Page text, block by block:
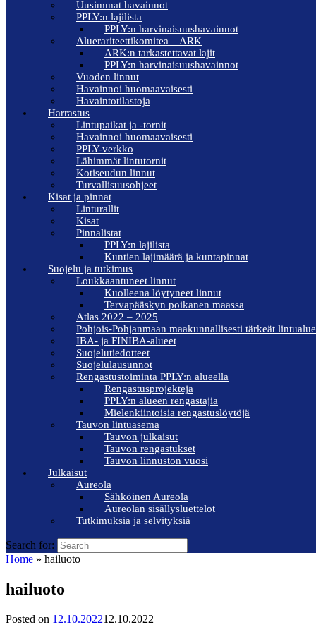
Uusimmat havainnot
PPLY:n lajilista
PPLY:n harvinaisuushavainnot
Aluerariteettikomitea – ARK
ARK:n tarkastettavat lajit
PPLY:n harvinaisuushavainnot
Vuoden linnut
Havainnoi huomaavaisesti
Havaintotilastoja
Harrastus
Lintupaikat ja -tornit
Havainnoi huomaavaisesti
PPLY-verkko
Lähimmät lintutornit
Kotiseudun linnut
Turvallisuusohjeet
Kisat ja pinnat
Linturallit
Kisat
Pinnalistat
PPLY:n lajilista
Kuntien lajimäärä ja kuntapinnat
Suojelu ja tutkimus
Loukkaantuneet linnut
Kuolleena löytyneet linnut
Tervapääskyn poikanen maassa
Atlas 2022 – 2025
Pohjois-Pohjanmaan maakunnallisesti tärkeät
IBA- ja FINIBA-alueet
Suojelutiedotteet
Suojelulausunnot
Rengastustoiminta PPLY:n alueella
Rengastusprojekteja
PPLY:n alueen rengastajia
Mielenkiintoisia rengastuslöytöjä
Tauvon lintuasema
Tauvon julkaisut
Tauvon rengastukset
Tauvon linnuston vuosi
Julkaisut
Aureola
Sähköinen Aureola
Aureolan sisällysluettelot
Tutkimuksia ja selvityksiä
Search for:
Home » hailuoto
hailuoto
Posted on 12.10.202212.10.2022